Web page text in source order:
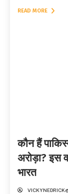
READ MORE
कौन हैं
अरोड़ा? इस
भारत